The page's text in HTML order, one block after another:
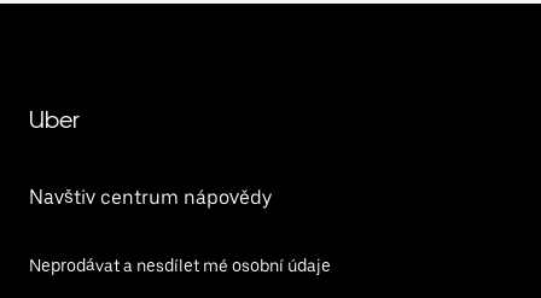
Uber
Navštiv centrum nápovědy
Neprodávat a nesdílet mé osobní údaje